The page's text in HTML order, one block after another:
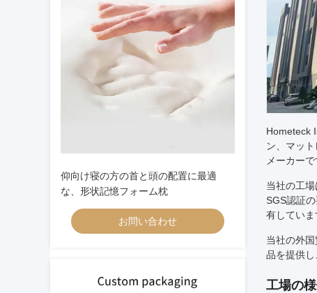
仰向け寝の方の首と頭の配置に最適
な、形状記憶フォーム枕
お問い合わせ
Hometeck
ン、マッ
メーカーで
当社の工
SGS認証
有してい
当社の外
品を提供し
工場の